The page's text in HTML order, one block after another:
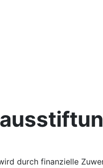
durch finanzielle